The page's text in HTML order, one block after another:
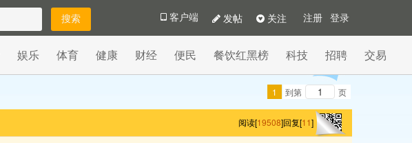
注册 登录
关注
发帖
客户端
娱乐 体育 健康 财经 便民 餐饮红黑榜 科技 招聘 交易
1 到第 页
阅读[19508]回复[11]